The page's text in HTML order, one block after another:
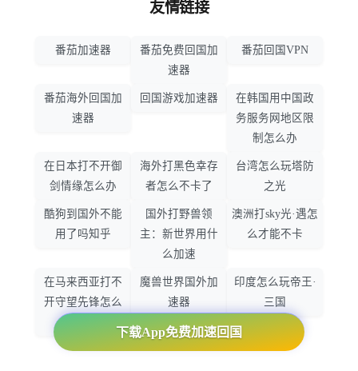
下载App免费加速回国
友情链接
番茄加速器
番茄免费回国加
速器
番茄回国VPN
番茄海外回国加
速器
回国游戏加速器
在韩国用中国政
务服务网地区限
制怎么办
在日本打不开御
剑情缘怎么办
海外打黑色幸存
者怎么不卡了
台湾怎么玩塔防
之光
酷狗到国外不能
用了吗知乎
国外打野兽领
主：新世界用什
么加速
澳洲打sky光·遇怎
么才能不卡
在马来西亚打不
开守望先锋怎么
魔兽世界国外加
速器
印度怎么玩帝王·
三国